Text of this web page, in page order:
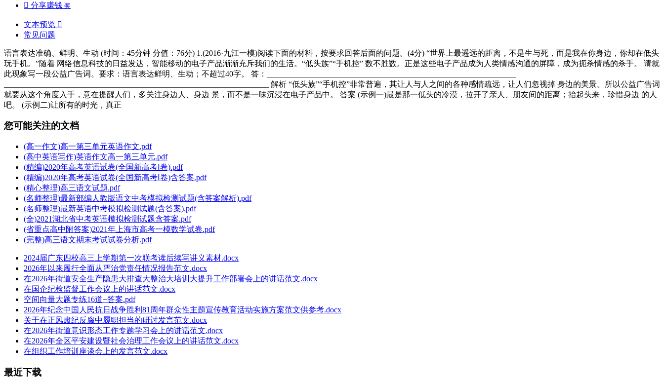
 分享赚钱 奖
文本预览 
常见问题
语言表达准确、鲜明、生动 (时间：45分钟 分值：76分) 1.(2016·九江一模)阅读下面的材料，按要求回答后面的问题。(4分) “世界上最遥远的距离，不是生与死，而是我在你身边，你却在低头
玩手机。”随着 网络信息科技的日益发达，智能移动的电子产品渐渐充斥我们的生活。“低头族”“手机控” 数不胜数。正是这些电子产品成为人类情感沟通的屏障，成为扼杀情感的杀手。 请就
此现象写一段公益广告词。要求：语言表达鲜明、生动；不超过40字。 答：_______________________________________________________________
___________________________________________________________________ 解析 “低头族”“手机控”非常普遍，其让人与人之间的各种感情疏远，让人们忽视掉 身边的美景。所以公益广告词
就要从这个角度入手，意在提醒人们，多关注身边人、身边 景，而不是一味沉浸在电子产品中。 答案 (示例一)最是那一低头的冷漠，拉开了亲人、朋友间的距离；抬起头来，珍惜身边 的人
吧。 (示例二)让所有的时光，真正
您可能关注的文档
(高一作文)高一第三单元英语作文.pdf
(高中英语写作)英语作文高一第三单元.pdf
(精编)2020年高考英语试卷(全国新高考Ⅰ卷).pdf
(精编)2020年高考英语试卷(全国新高考Ⅰ卷)含答案.pdf
(精心整理)高三语文试题.pdf
(名师整理)最新部编人教版语文中考模拟检测试题(含答案解析).pdf
(名师整理)最新英语中考模拟检测试题(含答案).pdf
(全)2021湖北省中考英语模拟检测试题含答案.pdf
(省重点高中附答案)2021年上海市高考一模数学试卷.pdf
(完整)高三语文期末考试试卷分析.pdf
2024届广东四校高三上学期第一次联考读后续写讲义素材.docx
2026年以来履行全面从严治党责任情况报告范文.docx
在2026年街道安全生产隐患大排查大整治大培训大提升工作部署会上的讲话范文.docx
在国企纪检监督工作会议上的讲话范文.docx
空间向量大题专练16道+答案.pdf
2026年纪念中国人民抗日战争胜利81周年群众性主题宣传教育活动实施方案范文供参考.docx
关于在正风肃纪反腐中履职担当的研讨发言范文.docx
在2026年街道意识形态工作专题学习会上的讲话范文.docx
在2026年全区平安建设暨社会治理工作会议上的讲话范文.docx
在组织工作培训座谈会上的发言范文.docx
最近下载